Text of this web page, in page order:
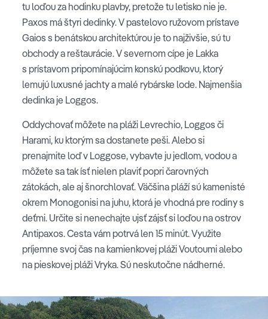
tu loďou za hodinku plavby, pretože tu letisko nie je.
Paxos má štyri dedinky. V pastelovo ružovom prístave
Gaios s benátskou architektúrou je to najživšie, sú tu
obchody a reštaurácie. V severnom cípe je Lakka
s prístavom pripomínajúcim konskú podkovu, ktorý
lemujú luxusné jachty a malé rybárske lode. Najmenšia
dedinka je Loggos.
Oddychovať môžete na pláži Levrechio, Loggos či
Harami, ku ktorým sa dostanete peši. Alebo si
prenajmite loď v Loggose, vybavte ju jedlom, vodou a
môžete sa tak ísť nielen plaviť popri čarovných
zátokách, ale aj šnorchlovať. Väčšina pláží sú kamenisté
okrem Monogonisi na juhu, ktorá je vhodná pre rodiny s
deťmi. Určite si nenechajte ujsť zájsť si loďou na ostrov
Antipaxos. Cesta vám potrvá len 15 minút. Využite
príjemne svoj čas na kamienkovej pláži Voutoumi alebo
na pieskovej pláži Vryka. Sú neskutočne nádherné.